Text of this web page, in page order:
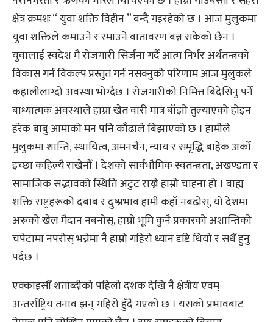
क्षेत्र क्रमशः “ युवा शक्ति विहीन ” बन्दै गइरहेको छ । आज मुलुकमा
युवा शक्तिले कमाउने र रमाउने वातावरण बन्न सकेको छैन ।
युवालाई स्वदेश मै रोजगारी सिर्जना गर्दै आत्म निर्भर अर्थतन्त्रको
विकास गर्न विकल्प प्रस्तुत गर्न नसक्नुको परिणाम आज मुलुकले
कहालीलाग्दो अवस्था भोग्दैछ । रोजगारीको निमित्त बिदेसिनु पर्ने
बाध्यात्मक अवस्थाले हाम्रा खेत वारी मात्र बाँझो तुल्याएको होइन
हरेक बाबु आमाको मन पनि काँढाले बिझाएको छ । हामीले
मुलुकमा शान्ति, स्थायित्व, अमनचैन, न्याय र समृद्धि बाहेक अर्को
इच्छा कहिल्यै राखेनौँ । देशको सार्वभौमिक स्वतन्त्रता, अखण्डता र
सामाजिक सद्भावको स्थिति अटुट राख्ने हाम्रो चाहना हो । बाह्य
शक्ति राष्ट्रहरूको दबाब र दुष्प्रभाव हामी कहाँ नबढोस्, यो देशमा
अरूको खेल मैदान नबनोस्, हाम्रो भूमि कुनै प्रकारको अशान्तिको
चपेटामा नपरोस् भन्नेमा नै हाम्रो गहिरो ध्यान दृष्टि थियो र सधैँ हुनु
पर्दछ ।
एक्काइसौँ शताब्दीको पहिलो दशक देखि नै क्षेत्रीय एवम्
अन्तर्राष्ट्रिय तनाव झन् गहिरो हुँदै गएको छ । यसको प्रभावबाट